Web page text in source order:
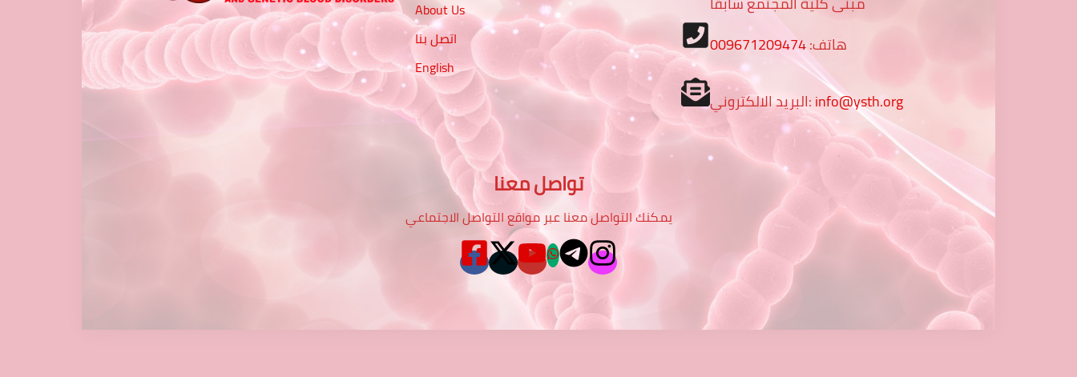
About Us
اتصل بنا
English
هاتف:009671209474
البريد الالكتروني:info@ysth.org
تواصل معنا
يمكنك التواصل معنا عبر مواقع التواصل الاجتماعي